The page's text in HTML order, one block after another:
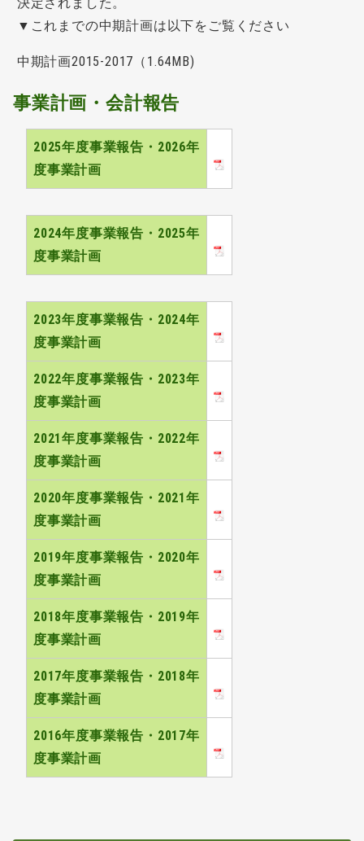
決定されました。
▼これまでの中期計画は以下をご覧ください
中期計画2015-2017（1.64MB)
事業計画・会計報告
2025年度事業報告・2026年
度事業計画
2024年度事業報告・2025年
度事業計画
2023年度事業報告・2024年
度事業計画
2022年度事業報告・2023年
度事業計画
2021年度事業報告・2022年
度事業計画
2020年度事業報告・2021年
度事業計画
2019年度事業報告・2020年
度事業計画
2018年度事業報告・2019年
度事業計画
2017年度事業報告・2018年
度事業計画
2016年度事業報告・2017年
度事業計画